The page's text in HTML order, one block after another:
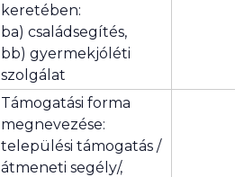
keretében:
ba) családsegítés,
bb) gyermekjóléti
szolgálat
Támogatási forma
megnevezése:
települési támogatás /
átmeneti segély/,